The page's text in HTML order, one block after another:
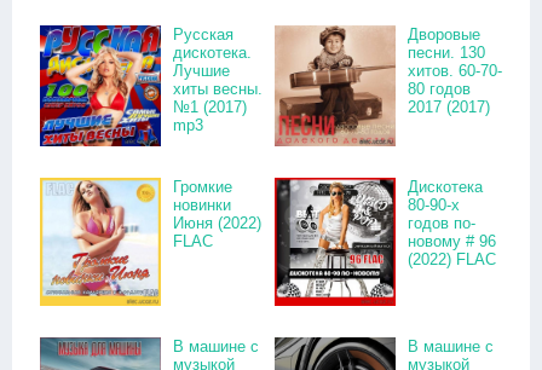
Русская
дискотека.
Лучшие
хиты весны.
№1 (2017)
mp3
Дворовые
песни. 130
хитов. 60-70-
80 годов
2017 (2017)
Громкие
новинки
Июня (2022)
FLAC
Дискотека
80-90-х
годов по-
новому # 96
(2022) FLAC
В машине с
музыкой
В машине с
музыкой